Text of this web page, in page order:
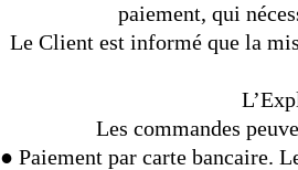
paiement, qui
Le Client est informé que la
Les commandes
● Paiement par carte bancaire.